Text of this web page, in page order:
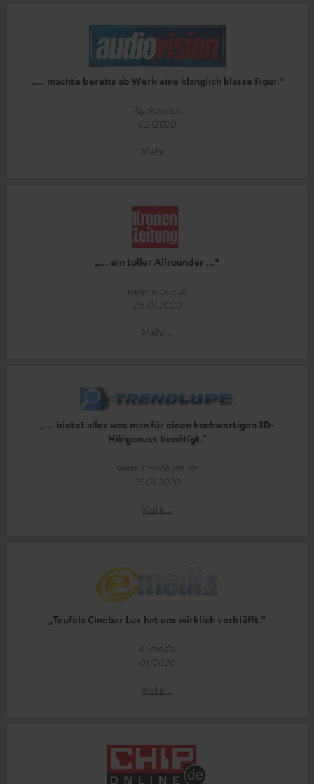
„… machte bereits ab Werk eine klanglich klasse Figur.“
Audiovision
02/2020
Mehr...
„… ein toller Allrounder …“
www.krone.at
26.01.2020
Mehr...
„… bietet alles was man für einen hochwertigen 3D-
Hörgenuss benötigt.“
www.trendlupe.de
15.01.2020
Mehr...
„Teufels Cinebar Lux hat uns wirklich verblüfft.“
e-media
01/2020
Mehr...